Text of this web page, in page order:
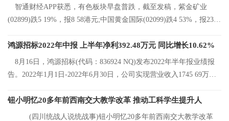
智通财经APP获悉，有色板块早盘普跌，截至发稿，紫金矿业
(02899)跌5 19%，报8 58港元;中国黄金国际(02099)跌4 53%，报23 2
鸿源招标2022年中报 上半年净利392.48万元 同比增长10.62%
8月16日，鸿源招标(代码：836924 NQ)发布2022年半年报业绩报
告。2022年1月1日-2022年6月30日，公司实现营业收入1745 69万
钮小明忆20多年前西南交大教学改革 推动工科学生提升人
(四川统战人说统战事)钮小明忆20多年前西南交大教学改革